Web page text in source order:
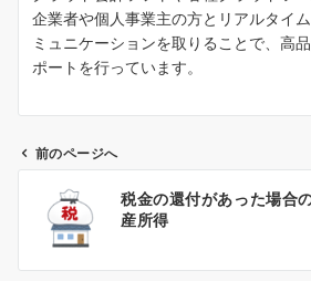
企業者や個人事業主の方とリアルタイ
ミュニケーションを取りることで、高
ポートを行っています。
ビ
前のページへ
税金の還付があった場合
産所得